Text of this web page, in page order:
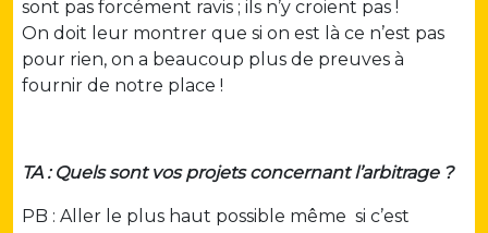
sont pas forcément ravis ; ils n’y croient pas !
On doit leur montrer que si on est là ce n’est pas
pour rien, on a beaucoup plus de preuves à
fournir de notre place !
TA : Quels sont vos projets concernant l’arbitrage ?
PB : Aller le plus haut possible même si c’est